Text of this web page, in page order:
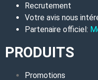
Recrutement
Votre avis nous
Partenaire officiel:
PRODUITS
Promotions